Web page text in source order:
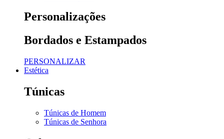
Personalizações
Bordados e Estampados
PERSONALIZAR
Estética
Túnicas
Túnicas de Homem
Túnicas de Senhora